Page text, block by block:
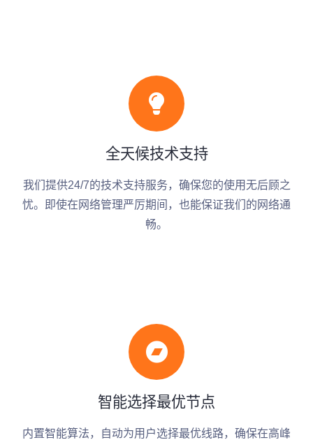
全天候技术支持
我们提供24/7的技术支持服务，确保您的使用无后顾之
忧。即使在网络管理严厉期间，也能保证我们的网络通
畅。
智能选择最优节点
内置智能算法，自动为用户选择最优线路，确保在高峰